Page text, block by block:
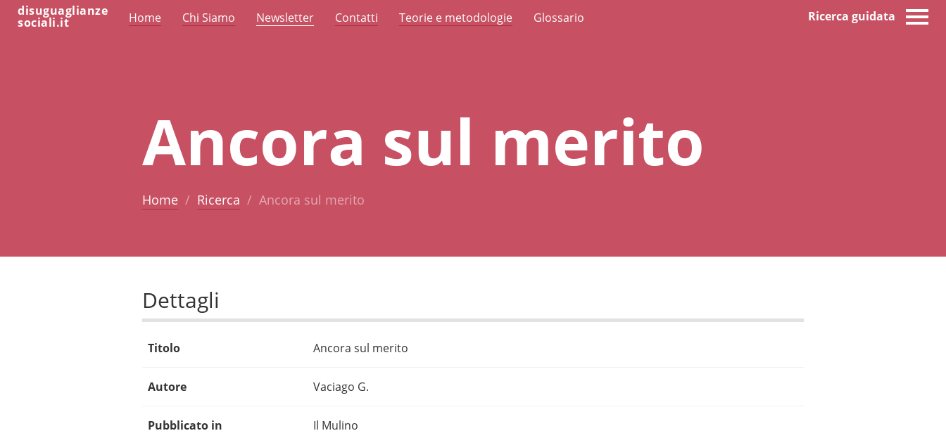
disuguaglianze
sociali.it Home Chi Siamo Newsletter Contatti Teorie e metodologie Glossario Ricerca guidata
Ancora sul merito
Home Ricerca Ancora sul merito
Dettagli
Titolo Ancora sul merito
Autore Vaciago G.
Pubblicato in Il Mulino